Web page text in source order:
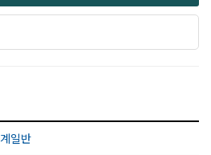
일반